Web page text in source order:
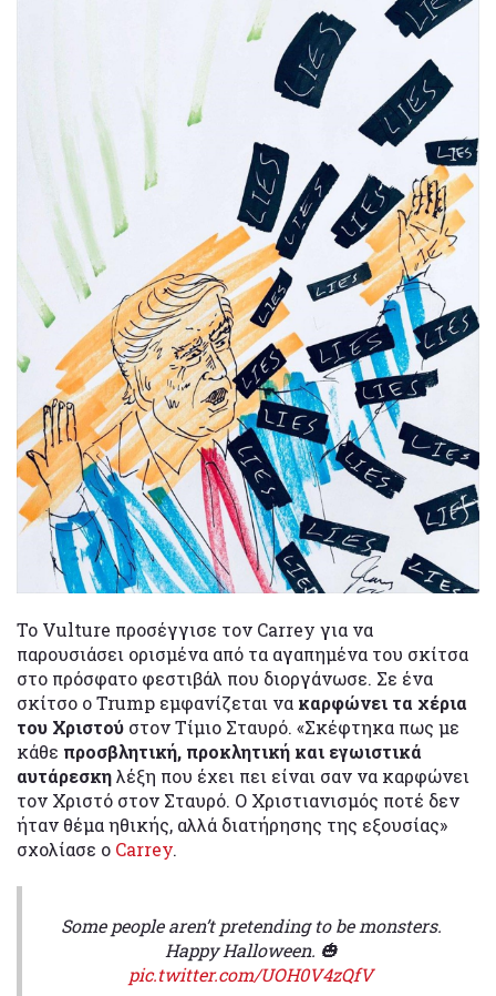
Το Vulture προσέγγισε τον Carrey για να
παρουσιάσει ορισμένα από τα αγαπημένα του σκίτσα
στο πρόσφατο φεστιβάλ που διοργάνωσε. Σε ένα
σκίτσο ο Trump εμφανίζεται να καρφώνει τα χέρια
του Χριστού στον Τίμιο Σταυρό. «Σκέφτηκα πως με
κάθε προσβλητική, προκλητική και εγωιστικά
αυτάρεσκηλέξη που έχει πει είναι σαν να καρφώνει
τον Χριστό στον Σταυρό. Ο Χριστιανισμός ποτέ δεν
ήταν θέμα ηθικής, αλλά διατήρησης της εξουσίας»
σχολίασε ο Carrey.
Some people aren’t pretending to be monsters.
Happy Halloween. 🎃
pic.twitter.com/UOH0V4zQfV